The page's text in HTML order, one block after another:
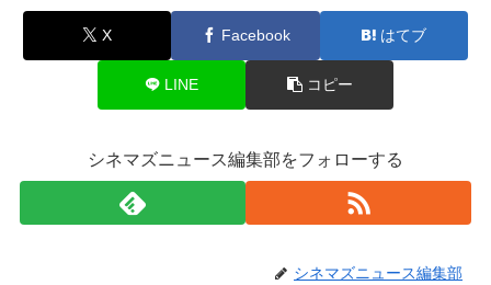
X Facebook はてブ
LINE コピー
シネマズニュース編集部をフォローする
シネマズニュース編集部